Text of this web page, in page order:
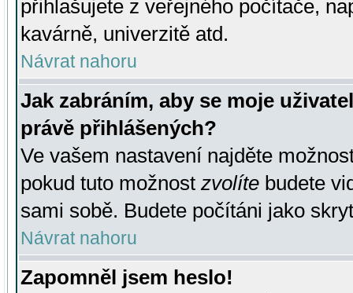
přihlašujete z veřejného počítače,
kavárně, univerzitě atd.
Návrat nahoru
Jak zabráním, aby se moje
právě přihlášených?
Ve vašem nastavení najděte
pokud tuto možnost zvolíte budete
sami sobě. Budete počítáni jako
Návrat nahoru
Zapomněl jsem heslo!